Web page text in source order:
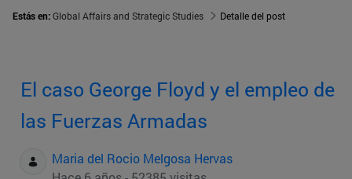
Estás en:Global Affairs and Strategic Studies Detalle del post
El caso George Floyd y el empleo de
las Fuerzas Armadas
Maria del Rocio Melgosa Hervas